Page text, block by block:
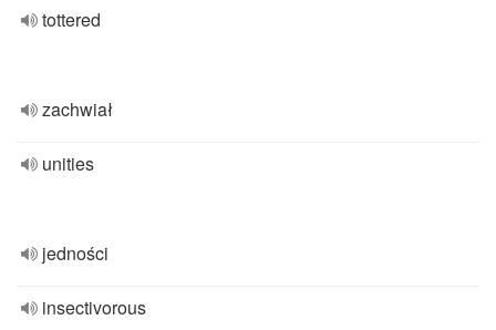
tottered
zachwiał
unities
jedności
insectivorous